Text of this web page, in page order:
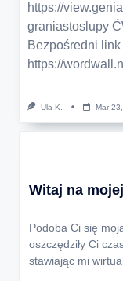
https://
graniastoslupy
Bezpośredni
https://
Ula K. Mar
Witaj na
Podoba Ci się
oszczędziły Ci
stawiając mi